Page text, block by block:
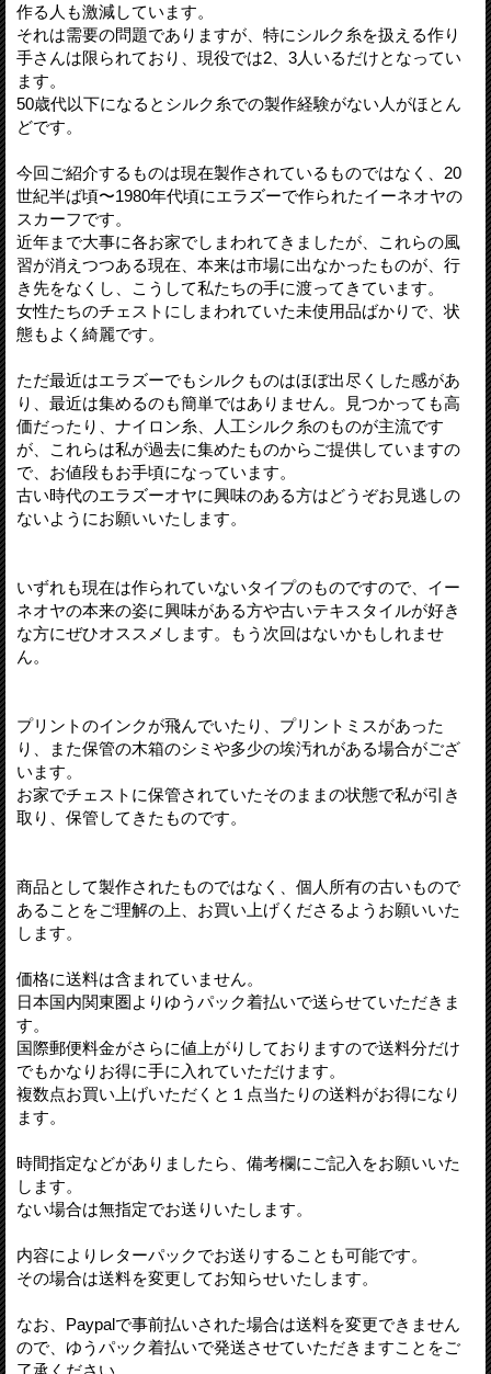
作る人も激減しています。
それは需要の問題でありますが、特にシルク糸を扱える作り
手さんは限られており、現役では2、3人いるだけとなってい
ます。
50歳代以下になるとシルク糸での製作経験がない人がほとん
どです。
今回ご紹介するものは現在製作されているものではなく、20
世紀半ば頃〜1980年代頃にエラズーで作られたイーネオヤの
スカーフです。
近年まで大事に各お家でしまわれてきましたが、これらの風
習が消えつつある現在、本来は市場に出なかったものが、行
き先をなくし、こうして私たちの手に渡ってきています。
女性たちのチェストにしまわれていた未使用品ばかりで、状
態もよく綺麗です。
ただ最近はエラズーでもシルクものはほぼ出尽くした感があ
り、最近は集めるのも簡単ではありません。見つかっても高
価だったり、ナイロン糸、人工シルク糸のものが主流です
が、これらは私が過去に集めたものからご提供していますの
で、お値段もお手頃になっています。
古い時代のエラズーオヤに興味のある方はどうぞお見逃しの
ないようにお願いいたします。
いずれも現在は作られていないタイプのものですので、イー
ネオヤの本来の姿に興味がある方や古いテキスタイルが好き
な方にぜひオススメします。もう次回はないかもしれませ
ん。
プリントのインクが飛んでいたり、プリントミスがあった
り、また保管の木箱のシミや多少の埃汚れがある場合がござ
います。
お家でチェストに保管されていたそのままの状態で私が引き
取り、保管してきたものです。
商品として製作されたものではなく、個人所有の古いもので
あることをご理解の上、お買い上げくださるようお願いいた
します。
価格に送料は含まれていません。
日本国内関東圏よりゆうパック着払いで送らせていただきま
す。
国際郵便料金がさらに値上がりしておりますので送料分だけ
でもかなりお得に手に入れていただけます。
複数点お買い上げいただくと１点当たりの送料がお得になり
ます。
時間指定などがありましたら、備考欄にご記入をお願いいた
します。
ない場合は無指定でお送りいたします。
内容によりレターパックでお送りすることも可能です。
その場合は送料を変更してお知らせいたします。
なお、Paypalで事前払いされた場合は送料を変更できません
ので、ゆうパック着払いで発送させていただきますことをご
了承ください。